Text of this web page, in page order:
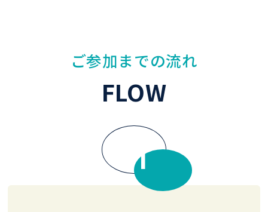
ご参加までの流れ
FLOW